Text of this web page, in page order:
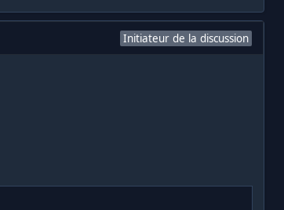
Initiateur de la discussion